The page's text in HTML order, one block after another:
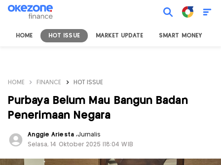
HOME HOT ISSUE MARKET UPDATE SMART MONEY
HOME FINANCE HOT ISSUE
Purbaya Belum Mau Bangun Badan
Penerimaan Negara
Anggie Ariesta ,Jurnalis
Selasa, 14 Oktober 2025 |18:04 WIB